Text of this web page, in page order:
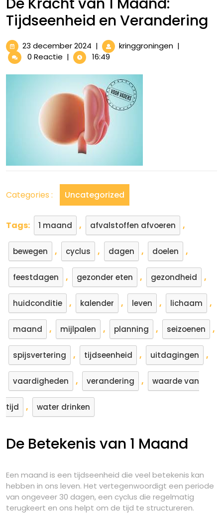
Tijdseenheid en Verandering
23 december 2024 23
december
| kringgroningenDe|
0 Reactie | 16:49
Categories : Uncategorized
Tags: 1 maand , afvalstoffen afvoeren ,
bewegen , cyclus , dagen , doelen ,
feestdagen , gezonder eten , gezondheid ,
huidconditie , kalender , leven , lichaam ,
maand , mijlpalen , planning , seizoenen ,
spijsvertering , tijdseenheid , uitdagingen ,
vaardigheden , verandering , waarde van
tijd , water drinken
De Betekenis van 1 Maand
Een maand is een tijdseenheid die veel betekenis kan
hebben in ons leven. Het vertegenwoordigt een periode
van ongeveer 30 dagen, een cyclus die regelmatig
terugkeert en ons helpt om de tijd te structureren.